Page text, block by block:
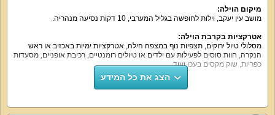
מיקום הוילה:
מושב עין יעקב, וילות לחופשה בגליל המערבי, 10 דקות נסיעה מנהריה.
אטרקציות בקרבת הוילה:
מסלולי טיול ירוקים, תצפיות נוף במצפה הילה, אטרקציות ימיות באכזיב או ראש
הנקרה, חוות סוסים לפעילות עם ילדים או טיולים רומנטיים, רכיבת אופניים, מסעדות
כפריות, שוק מקסים בעכו ועוד.
וילה לוקה משקיפה על נוף מפרץ חיפה.
על קצה המזלג:
הצג את כל המידע